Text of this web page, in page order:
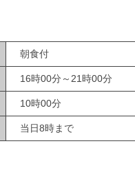
朝食付
16時00分～21時00分
10時00分
当日8時まで